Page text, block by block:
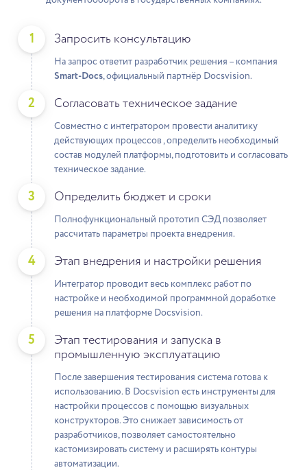
1 Запросить консультацию
На запрос ответит разработчик решения – компания
Smart-Docs, официальный партнёр Docsvision.
2 Согласовать техническое задание
Совместно с интегратором провести аналитику
действующих процессов , определить необходимый
состав модулей платформы, подготовить и согласовать
техническое задание.
3 Определить бюджет и сроки
Полнофункциональный прототип СЭД позволяет
рассчитать параметры проекта внедрения.
4 Этап внедрения и настройки решения
Интегратор проводит весь комплекc работ по
настройке и необходимой программной доработке
решения на платформе Docsvision.
5
Этап тестирования и запуска в
промышленную эксплуатацию
После завершения тестирования система готова к
использованию. В Docsvision есть инструменты для
настройки процессов с помощью визуальных
конструкторов. Это снижает зависимость от
разработчиков, позволяет самостоятельно
кастомизировать систему и расширять контуры
автоматизации.